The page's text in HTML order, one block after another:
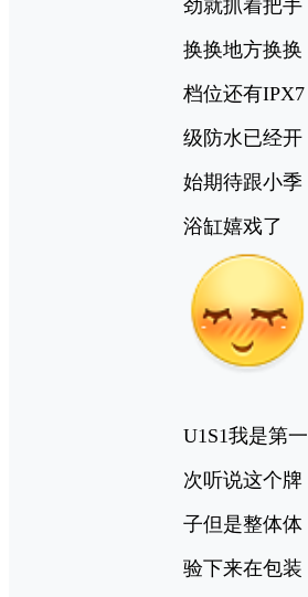
劲就抓着把手
换换地方换换
档位还有IPX7
级防水已经开
始期待跟小季
浴缸嬉戏了
U1S1我是第一
次听说这个牌
子但是整体体
验下来在包装